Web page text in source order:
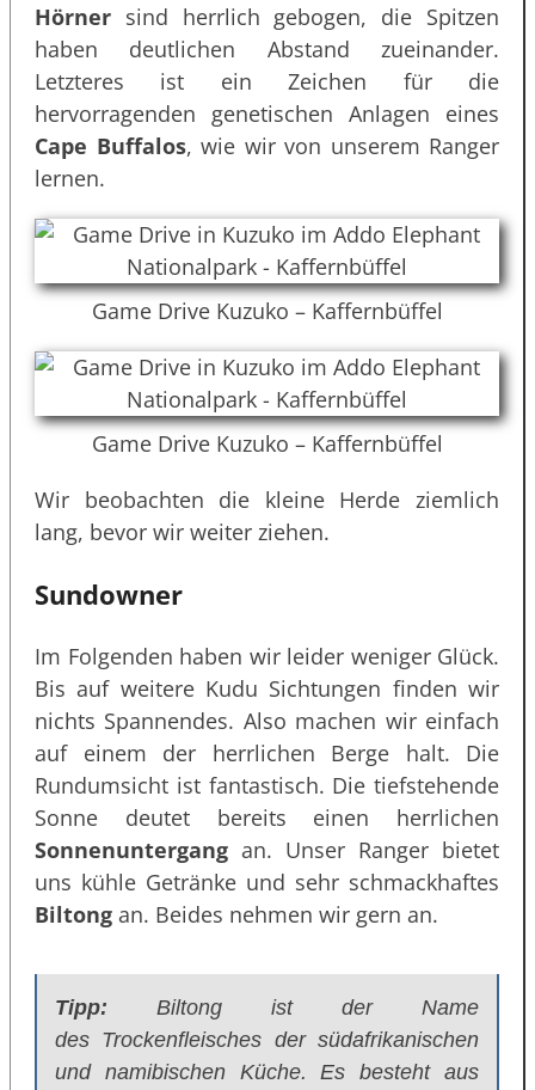
Hörner sind herrlich gebogen, die Spitzen
haben deutlichen Abstand zueinander.
Letzteres ist ein Zeichen für die
hervorragenden genetischen Anlagen eines
Cape Buffalos, wie wir von unserem Ranger
lernen.
Game Drive Kuzuko – Kaffernbüffel
Game Drive Kuzuko – Kaffernbüffel
Wir beobachten die kleine Herde ziemlich
lang, bevor wir weiter ziehen.
Sundowner
Im Folgenden haben wir leider weniger Glück.
Bis auf weitere Kudu Sichtungen finden wir
nichts Spannendes. Also machen wir einfach
auf einem der herrlichen Berge halt. Die
Rundumsicht ist fantastisch. Die tiefstehende
Sonne deutet bereits einen herrlichen
Sonnenuntergang an. Unser Ranger bietet
uns kühle Getränke und sehr schmackhaftes
Biltong an. Beides nehmen wir gern an.
Tipp: Biltong ist der Name
des Trockenfleisches der südafrikanischen
und namibischen Küche. Es besteht aus